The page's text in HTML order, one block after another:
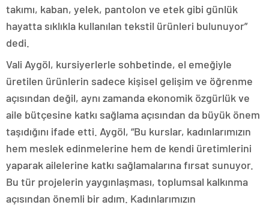
takımı, kaban, yelek, pantolon ve etek gibi günlük
hayatta sıklıkla kullanılan tekstil ürünleri bulunuyor”
dedi.
Vali Aygöl, kursiyerlerle sohbetinde, el emeğiyle
üretilen ürünlerin sadece kişisel gelişim ve öğrenme
açısından değil, aynı zamanda ekonomik özgürlük ve
aile bütçesine katkı sağlama açısından da büyük önem
taşıdığını ifade etti. Aygöl, “Bu kurslar, kadınlarımızın
hem meslek edinmelerine hem de kendi üretimlerini
yaparak ailelerine katkı sağlamalarına fırsat sunuyor.
Bu tür projelerin yaygınlaşması, toplumsal kalkınma
açısından önemli bir adım. Kadınlarımızın